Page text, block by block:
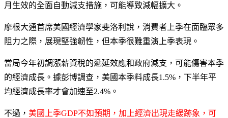
月生效的全面自動減支措施，可能導致減幅擴大。
摩根大通首席美國經濟學家斐洛利說，消費者上季在面臨眾多
阻力之際，展現堅強韌性，但本季很難重演上季表現。
當局今年初調漲薪資稅的遞延效應和政府減支，可能傷害本季
的經濟成長。據彭博調查，美國本季料成長1.5%，下半年平
均經濟成長率才會加速至2.4%。
不過， 美國上季GDP不如預期，加上經濟出現走緩跡象，可